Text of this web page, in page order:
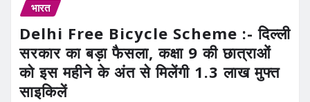
भारत
Delhi Free Bicycle Scheme :- दिल्ली
सरकार का बड़ा फैसला, कक्षा 9 की छात्राओं
को इस महीने के अंत से मिलेंगी 1.3 लाख मुफ्त
साइकिलें